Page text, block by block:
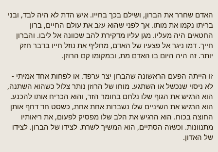
האדם שחרר את הברון, ושילם בכך בחייו. איש הדת לא היה לבד, ובני
בריתו נקמו את מותו. אך לפני שהוא עזב את עולם החיים, ברון
החטאים היה מעליו. מגן עליו מדקירת להב שכוונה אל ליבו. והברון
חייך. דמו ניגר אל פצעיו של האדם, מחליף את נוזל חייו בדבר חזק
יותר. זה היה היום בו האדם מת, ובמקומו קם הרוזן.
זו הייתה הפעם הראשונה שהברון יצר ערפד. או לפחות אחד אמיתי -
לא ניסוי שנכשל או השתגע. מוחו של הרוזן נותר צלול כשהוא השתנה,
הוא הרגיש את הגוף שלו נלחם בחומר הזר, והוא הכריח אותו להכנע.
הוא הרגיש את השיניים שלו נשברות אחת אחת, כשסט חד דחף אותן
החוצה בכוח. הוא הרגיש את הלב שלו מפסיק לפעום, את ריאותיו
מתנוונות. וכשזה הסתיים, הוא המשיך לשרת. לצידו של הברון. לצידו
של האדון.